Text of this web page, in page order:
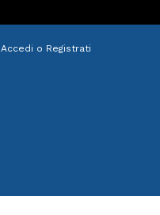
Accedi o Registrati